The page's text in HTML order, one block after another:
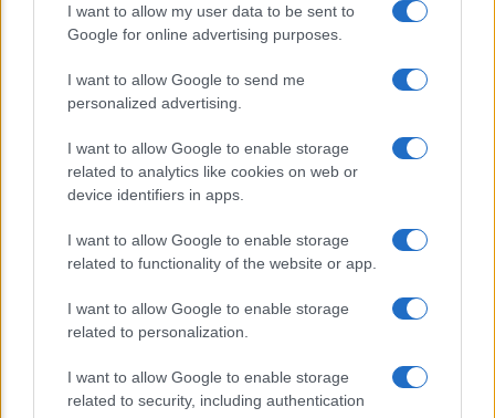
I want to allow my user data to be sent to
Google for online advertising purposes.
I want to allow Google to send me
personalized advertising.
I want to allow Google to enable storage
related to analytics like cookies on web or
device identifiers in apps.
I want to allow Google to enable storage
related to functionality of the website or app.
I want to allow Google to enable storage
related to personalization.
I want to allow Google to enable storage
related to security, including authentication
Venti anni fa nascevano le università
telematiche in Italia grazie ad
UniMarconi
© 2026 - ILMEDICONLINE.IT - P.IVA 04827280654
Privacy e Notifiche